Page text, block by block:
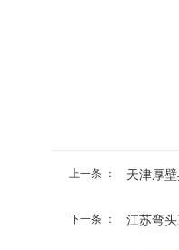
上一条 ： 天津厚壁
下一条 ： 江苏弯